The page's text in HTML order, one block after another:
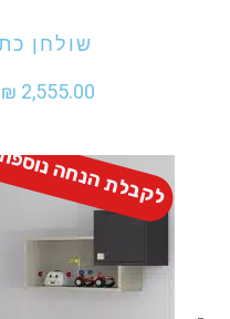
שולחן
₪ 2,555.00
לקבלת הנחה